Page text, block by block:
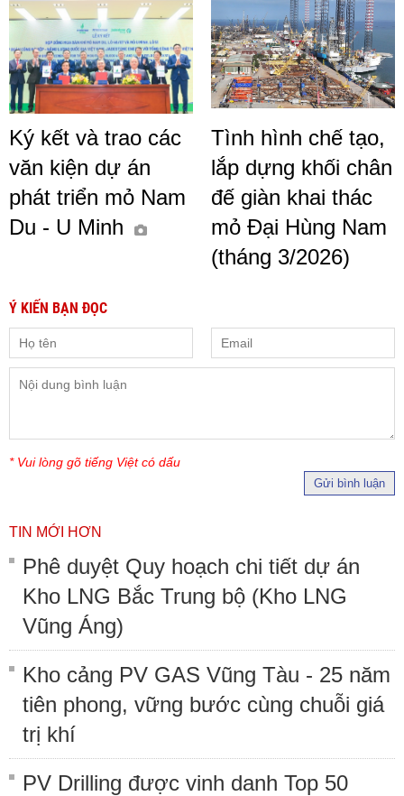
Ký kết và trao các
văn kiện dự án
phát triển mỏ Nam
Du - U Minh
Tình hình chế tạo,
lắp dựng khối chân
đế giàn khai thác
mỏ Đại Hùng Nam
(tháng 3/2026)
Ý KIẾN BẠN ĐỌC
* Vui lòng gõ tiếng Việt có dấu
Gửi bình luận
TIN MỚI HƠN
Phê duyệt Quy hoạch chi tiết dự án
Kho LNG Bắc Trung bộ (Kho LNG
Vũng Áng)
Kho cảng PV GAS Vũng Tàu - 25 năm
tiên phong, vững bước cùng chuỗi giá
trị khí
PV Drilling được vinh danh Top 50